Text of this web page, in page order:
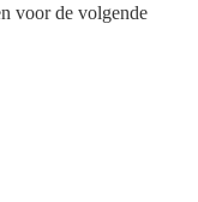
voor de volgende